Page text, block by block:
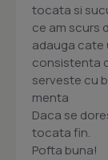
tocata si
ce am scurs
adauga cate
consistenta
serveste cu
menta
Daca se
tocata fin.
Pofta buna!